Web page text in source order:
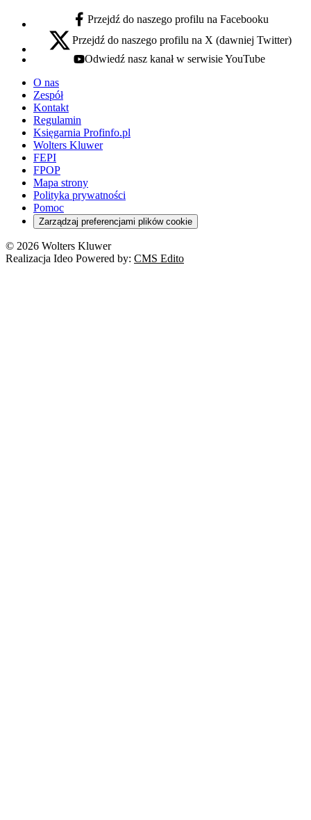
facebook - otwiera się w nowej karcie
Przejdź do naszego profilu na Facebooku
x - otwiera się w nowej karcie
Przejdź do naszego profilu na X (dawniej Twitter)
youtube - otwiera się w nowej karcie
Odwiedź nasz kanał w serwisie YouTube
O nas
Zespół
Kontakt
Regulamin
Księgarnia Profinfo.pl
Wolters Kluwer
FEPI
FPOP
Mapa strony
Polityka prywatności
Pomoc
Zarządzaj preferencjami plików cookie
© 2026 Wolters Kluwer
Realizacja Ideo Powered by: CMS Edito